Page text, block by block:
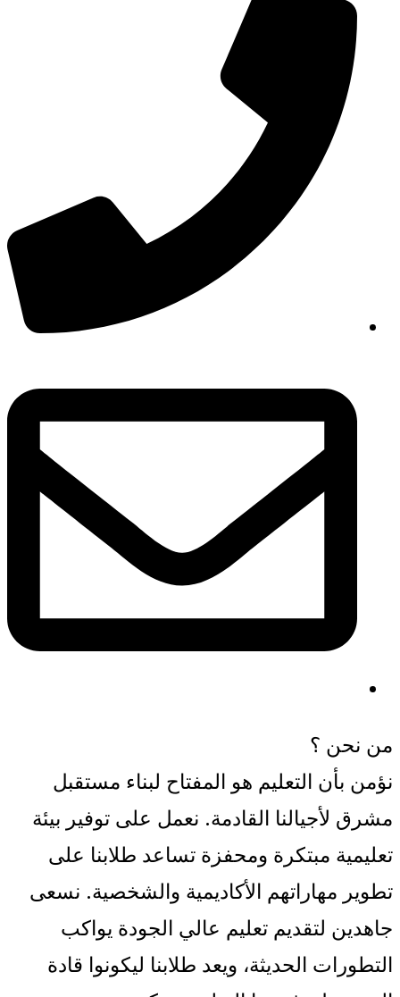
من نحن ؟
نؤمن بأن التعليم هو المفتاح لبناء مستقبل
مشرق لأجيالنا القادمة. نعمل على توفير بيئة
تعليمية مبتكرة ومحفزة تساعد طلابنا على
تطوير مهاراتهم الأكاديمية والشخصية. نسعى
جاهدين لتقديم تعليم عالي الجودة يواكب
التطورات الحديثة، ويعد طلابنا ليكونوا قادة